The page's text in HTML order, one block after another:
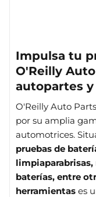
Impulsa tu
O'Reilly
autopartes
O'Reilly Auto
por su amplia
automotrices.
pruebas de
baterías, entre
herramientas es